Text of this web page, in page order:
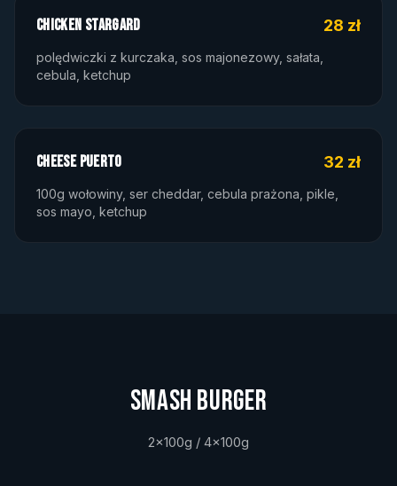
CHICKEN STARGARD 28 zł
polędwiczki z kurczaka, sos majonezowy, sałata,
cebula, ketchup
CHEESE PUERTO 32 zł
100g wołowiny, ser cheddar, cebula prażona, pikle,
sos mayo, ketchup
SMASH BURGER
2x100g / 4x100g